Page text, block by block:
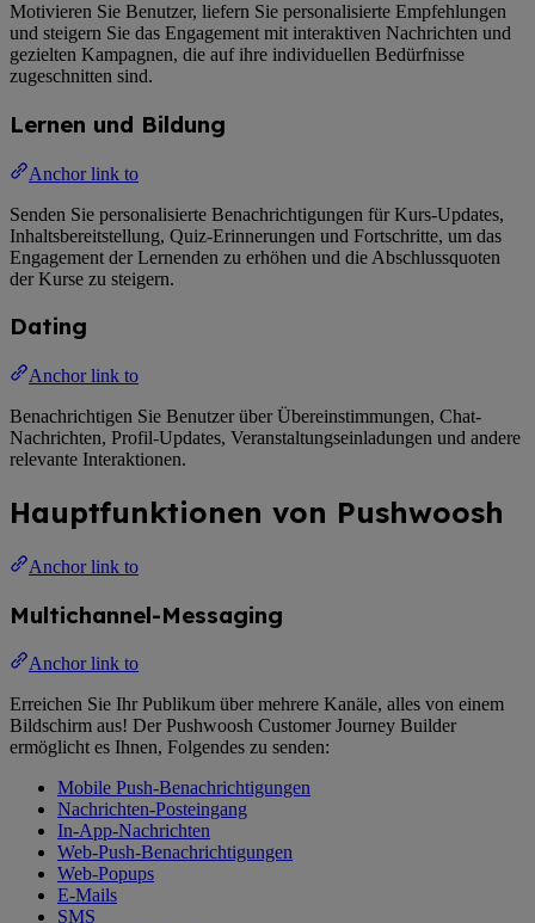
Motivieren Sie Benutzer, liefern Sie personalisierte Empfehlungen
und steigern Sie das Engagement mit interaktiven Nachrichten und
gezielten Kampagnen, die auf ihre individuellen Bedürfnisse
zugeschnitten sind.
Lernen und Bildung
Anchor link to
Senden Sie personalisierte Benachrichtigungen für Kurs-Updates,
Inhaltsbereitstellung, Quiz-Erinnerungen und Fortschritte, um das
Engagement der Lernenden zu erhöhen und die Abschlussquoten
der Kurse zu steigern.
Dating
Anchor link to
Benachrichtigen Sie Benutzer über Übereinstimmungen, Chat-
Nachrichten, Profil-Updates, Veranstaltungseinladungen und andere
relevante Interaktionen.
Hauptfunktionen von Pushwoosh
Anchor link to
Multichannel-Messaging
Anchor link to
Erreichen Sie Ihr Publikum über mehrere Kanäle, alles von einem
Bildschirm aus! Der Pushwoosh Customer Journey Builder
ermöglicht es Ihnen, Folgendes zu senden:
Mobile Push-Benachrichtigungen
Nachrichten-Posteingang
In-App-Nachrichten
Web-Push-Benachrichtigungen
Web-Popups
E-Mails
SMS